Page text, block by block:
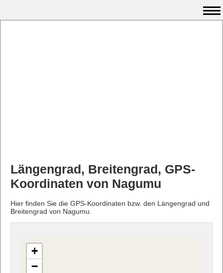
Längengrad, Breitengrad, GPS-
Koordinaten von Nagumu
Hier finden Sie die GPS-Koordinaten bzw. den Längengrad und
Breitengrad von Nagumu.
+
−